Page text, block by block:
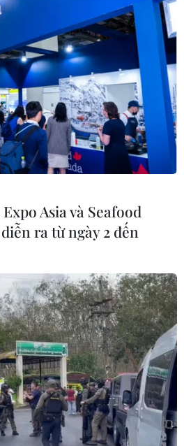
Asia và Seafood
ra từ ngày 2 đến